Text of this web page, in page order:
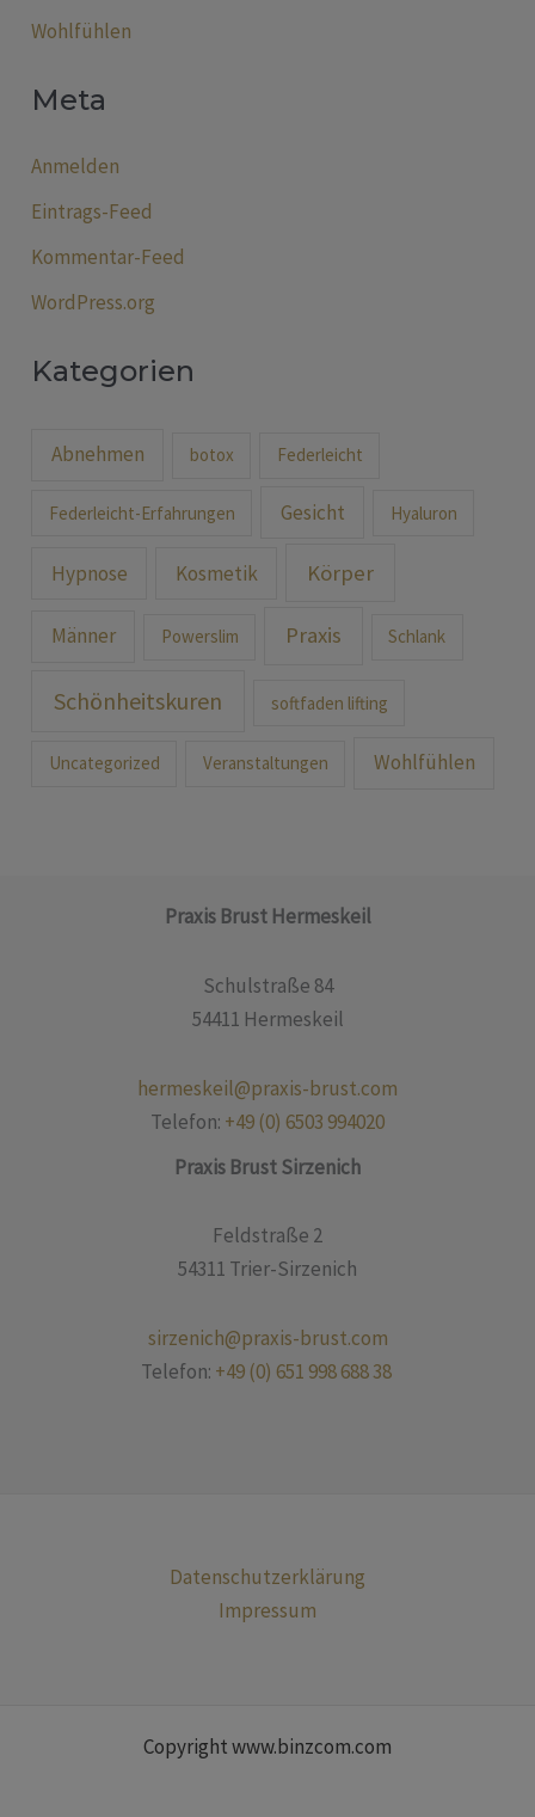
Wohlfühlen
Meta
Anmelden
Eintrags-Feed
Kommentar-Feed
WordPress.org
Kategorien
Abnehmen botox Federleicht
Federleicht-Erfahrungen Gesicht Hyaluron
Hypnose Kosmetik Körper
Männer Powerslim Praxis Schlank
Schönheitskuren softfaden lifting
Uncategorized Veranstaltungen Wohlfühlen
Praxis Brust Hermeskeil
Schulstraße 84
54411 Hermeskeil
hermeskeil@praxis-brust.com
Telefon: +49 (0) 6503 994020
Praxis Brust Sirzenich
Feldstraße 2
54311 Trier-Sirzenich
sirzenich@praxis-brust.com
Telefon: +49 (0) 651 998 688 38
Datenschutzerklärung
Impressum
Copyright www.binzcom.com